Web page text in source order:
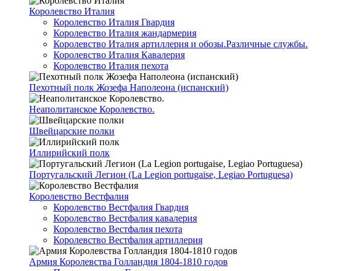
Королевство Италия
Королевство Италия Гвардия
Королевство Италия жандармерия
Королевство Италия артиллерия и обозы.Различные службы.
Королевство Италия Кавалерия
Королевство Италия пехота
Пехотный полк Жозефа Наполеона (испанский)
Неаполитанское Королевство.
Швейцарские полки
Иллирийский полк
Португальский Легион (La Legion portugaise, Legiao Portuguesa)
Королевство Вестфалия
Королевство Вестфалия Гвардия
Королевство Вестфалия кавалерия
Королевство Вестфалия пехота
Королевство Вестфалия артиллерия
Армия Королевства Голландия 1804-1810 годов